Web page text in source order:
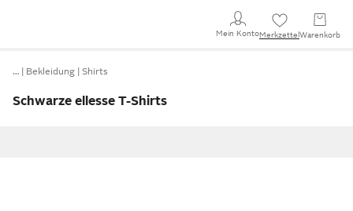
Mein KontoMerkzettel Warenkorb
… Bekleidung Shirts
Schwarze ellesse T-Shirts